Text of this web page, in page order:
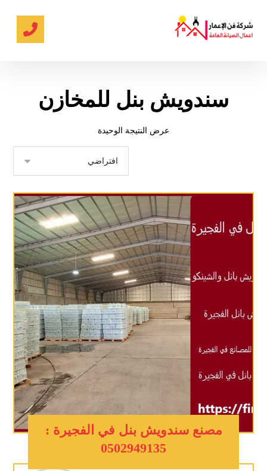
سندويش بنل للمخازن
عرض النتيجة الوحيدة
مصنع سندويش بنل في الفجيرة :
0502949135